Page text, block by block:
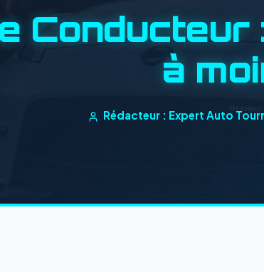
Conducteur
à
Rédacteur : Expert Auto